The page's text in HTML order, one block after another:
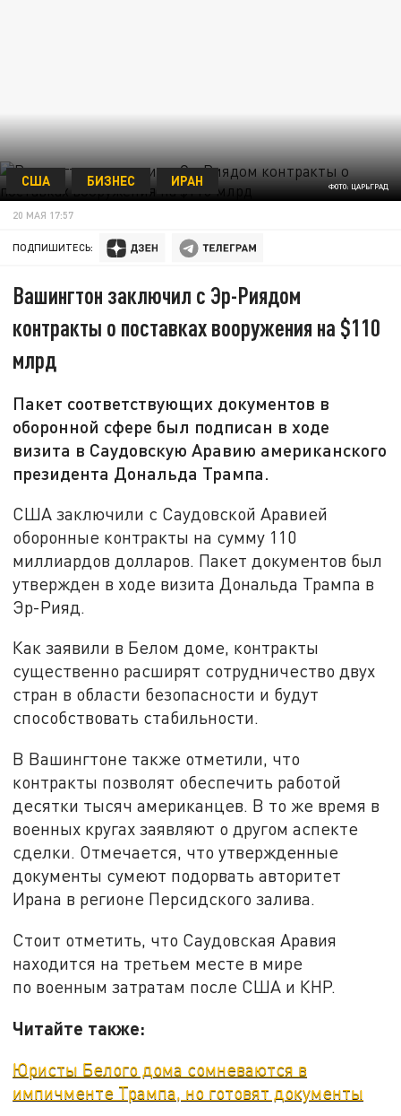
ФОТО: ЦАРЬГРАД
США БИЗНЕС ИРАН
20 МАЯ 17:57
ПОДПИШИТЕСЬ:
Вашингтон заключил с Эр-Риядом
контракты о поставках вооружения на $110
млрд
Пакет соответствующих документов в
оборонной сфере был подписан в ходе
визита в Саудовскую Аравию американского
президента Дональда Трампа.
США заключили с Саудовской Аравией
оборонные контракты на сумму 110
миллиардов долларов. Пакет документов был
утвержден в ходе визита Дональда Трампа в
Эр-Рияд.
Как заявили в Белом доме, контракты
существенно расширят сотрудничество двух
стран в области безопасности и будут
способствовать стабильности.
В Вашингтоне также отметили, что
контракты позволят обеспечить работой
десятки тысяч американцев. В то же время в
военных кругах заявляют о другом аспекте
сделки. Отмечается, что утвержденные
документы сумеют подорвать авторитет
Ирана в регионе Персидского залива.
Стоит отметить, что Саудовская Аравия
находится на третьем месте в мире
по военным затратам после США и КНР.
Читайте также:
Юристы Белого дома сомневаются в
импичменте Трампа, но готовят документы